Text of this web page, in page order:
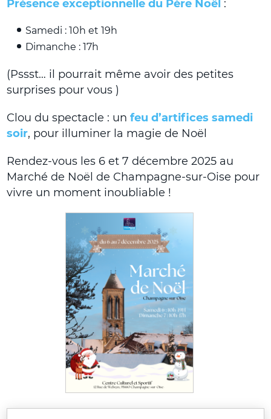
Présence exceptionnelle du Père Noël :
Samedi : 10h et 19h
Dimanche : 17h
(Pssst… il pourrait même avoir des petites
surprises pour vous )
Clou du spectacle : un feu d’artifices samedi
soir, pour illuminer la magie de Noël
Rendez-vous les 6 et 7 décembre 2025 au
Marché de Noël de Champagne-sur-Oise pour
vivre un moment inoubliable !